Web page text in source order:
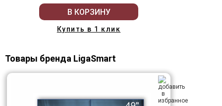
В КОРЗИНУ
Купить в 1 клик
Товары бренда LigaSmart